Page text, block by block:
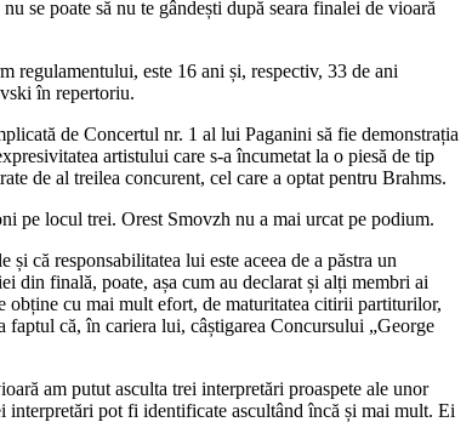
se poate să nu te gândești după seara finalei de vioară
regulamentului, este 16 ani și, respectiv, 33 de ani
în repertoriu.
de Concertul nr. 1 al lui Paganini să fie demonstrația
artistului care s-a încumetat la o piesă de tip
de al treilea concurent, cel care a optat pentru Brahms.
pe locul trei. Orest Smovzh nu a mai urcat pe podium.
că responsabilitatea lui este aceea de a păstra un
din finală, poate, așa cum au declarat și alți membri ai
obține cu mai mult efort, de maturitatea citirii partiturilor,
faptul că, în cariera lui, câștigarea Concursului „George
am putut asculta trei interpretări proaspete ale unor
pot fi identificate ascultând încă și mai mult. Ei